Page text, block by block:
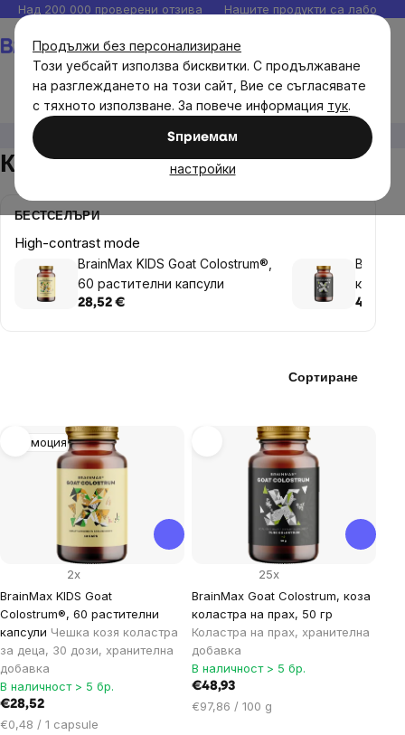
Продължи без персонализиране
Този уебсайт използва бисквитки. С продължаване
на разглеждането на този сайт, Вие се съгласявате
с тяхното използване. За повече информация тук.
Sпpиeмaм
настройки
Прескочи
към
съдържанието
Над 200 000 проверени отзива Нашите продукти са
Колстра
Колстра
БЕСТСЕЛЪРИ
High-contrast mode
BrainMax KIDS Goat Colostrum®,
60 растителни капсули
28,52 € 48,93 €
Сортиране
List
products
Промоция
BrainMax KIDS Goat
Colostrum®, 60 растителни
капсули Чешка козя коластра
за деца, 30 дози, хранителна
добавка
2x
В наличност > 5 бр.
€28,52
Цена
€0,48 / 1 capsule
BrainMax Goat Colostrum, коза
коластра на прах, 50 гр
Коластра на прах, xранителна
добавка
25x
В наличност > 5 бр.
€48,93
Цена
€97,86 / 100 g